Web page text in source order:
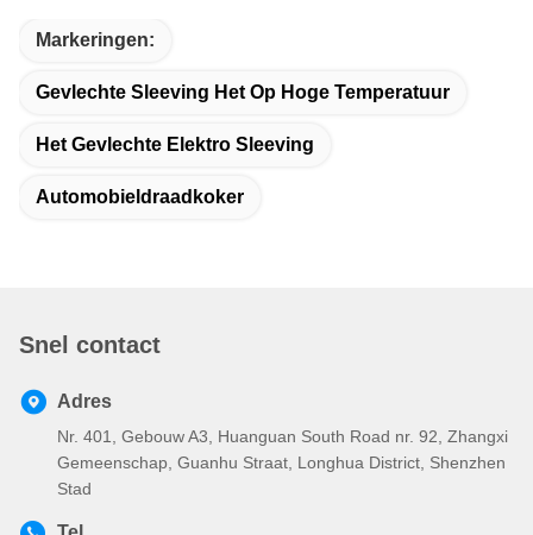
Markeringen:
Gevlechte Sleeving Het Op Hoge Temperatuur
Het Gevlechte Elektro Sleeving
Automobieldraadkoker
Snel contact
Adres
Nr. 401, Gebouw A3, Huanguan South Road nr. 92, Zhangxi
Gemeenschap, Guanhu Straat, Longhua District, Shenzhen
Stad